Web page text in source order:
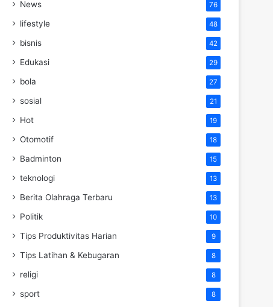
News 76
lifestyle 48
bisnis 42
Edukasi 29
bola 27
sosial 21
Hot 19
Otomotif 18
Badminton 15
teknologi 13
Berita Olahraga Terbaru 13
Politik 10
Tips Produktivitas Harian 9
Tips Latihan & Kebugaran 8
religi 8
sport 8